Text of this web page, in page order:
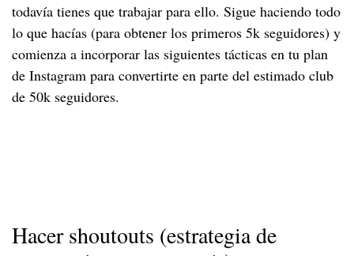
todavía tienes que trabajar para ello. Sigue haciendo todo
lo que hacías (para obtener los primeros 5k seguidores) y
comienza a incorporar las siguientes tácticas en tu plan
de Instagram para convertirte en parte del estimado club
de 50k seguidores.
Hacer shoutouts (estrategia de